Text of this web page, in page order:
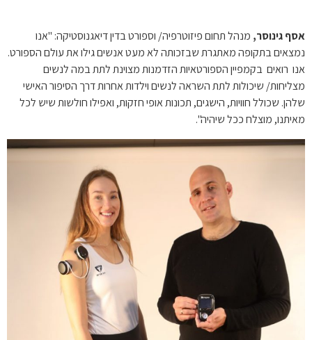
אסף גינוסר, מנהל תחום פיזוטרפיה/ וספורט בדין דיאגנוסטיקה: "אנו
נמצאים בתקופה מאתגרת שבזכותה לא מעט אנשים גילו את עולם הספורט.
אנו רואים בקמפיין הספורטאיות הזדמנות מצוינת לתת במה לנשים
מצליחות/ שיכולות לתת השראה לנשים וילדות אחרות דרך הסיפור האישי
שלהן. שכולל חוויות, הישגים, תכונות אופי חזקות, ואפילו חולשות שיש לכל
מאיתנו, מוצלח ככל שיהיה".